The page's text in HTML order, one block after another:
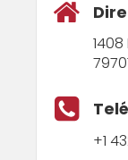
+1